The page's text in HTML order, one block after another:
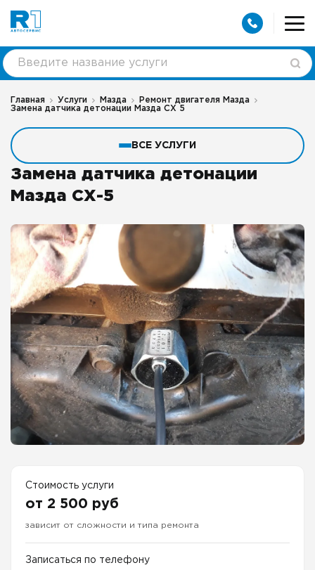
Главная Услуги Мазда
Ремонт двигателя Мазда
Замена датчика детонации Мазда CX 5
ВСЕ УСЛУГИ
Замена датчика детонации
Мазда СХ-5
Стоимость услуги
от 2 500 руб
зависит от сложности и типа ремонта
Записаться по телефону